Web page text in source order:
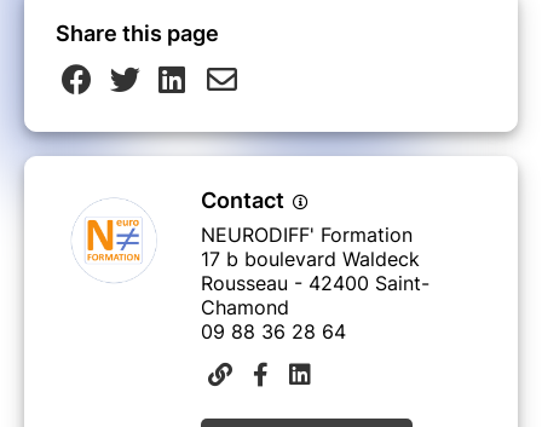
Share this page
Contact
NEURODIFF' Formation
17 b boulevard Waldeck
Rousseau - 42400 Saint-
Chamond
09 88 36 28 64